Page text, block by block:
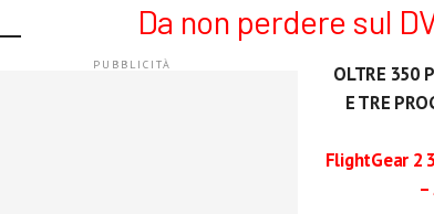
Da non perdere sul
OLTRE 350
E TRE
FlightGear 2